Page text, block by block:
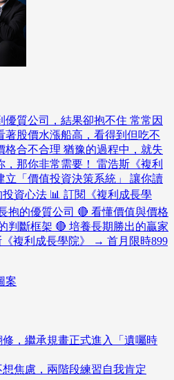
質公司，結果卻抱不住 常常因
著股價水漲船高，看得到但吃不
格合不合理 猶豫的過程中，就失
那你非常需要！ 雷浩斯《複利
立「價值投資決策系統」 讓你讀
資心法 📊 訂閱《複利成長學
抱的優質公司 🔴 看懂價值與價格
判斷框架 🔴 培養長期勝出的贏家
複利成長學院》 → 首月限時899
，繼承規畫正式進入「遺囑時
焦慮，兩階段練習自我肯定